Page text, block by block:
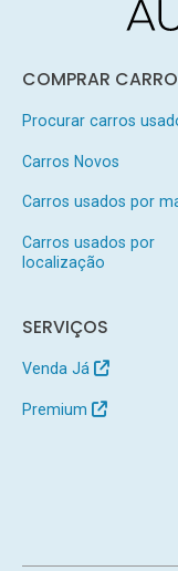
COMPRAR CARRO
Procurar carros
Carros Novos
Carros usados por
Carros usados por
localização
SERVIÇOS
Venda Já
Premium